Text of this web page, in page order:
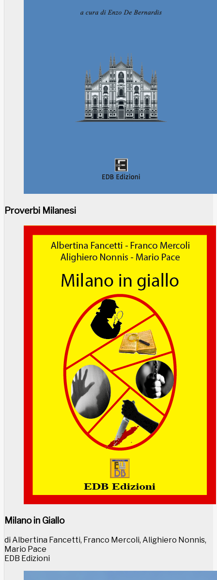
Proverbi Milanesi
Milano in Giallo
di Albertina Fancetti, Franco Mercoli, Alighiero Nonnis,
Mario Pace
EDB Edizioni